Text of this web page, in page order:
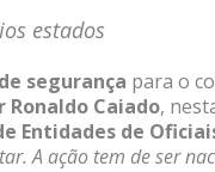
estados
segurança para o
Ronaldo Caiado,
Entidades de
A ação tem de ser